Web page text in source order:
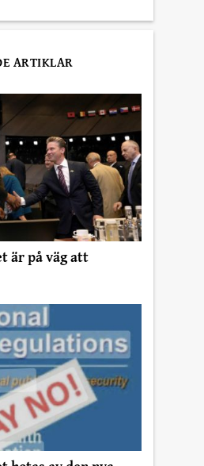
ARTIKLAR
är på väg att